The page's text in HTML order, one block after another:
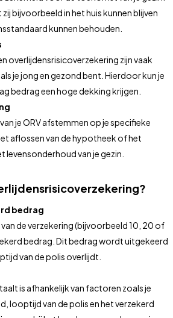
bijvoorbeeld in het huis kunnen blijven
kunnen behouden.
overlijdensrisicoverzekering zijn vaak
je jong en gezond bent. Hierdoor kun je
bedrag een hoge dekking krijgen.
je ORV afstemmen op je specifieke
aflossen van de hypotheek of het
levensonderhoud van je gezin.
bedrag
de verzekering (bijvoorbeeld 10, 20 of
bedrag. Dit bedrag wordt uitgekeerd
van de polis overlijdt.
is afhankelijk van factoren zoals je
looptijd van de polis en het verzekerd